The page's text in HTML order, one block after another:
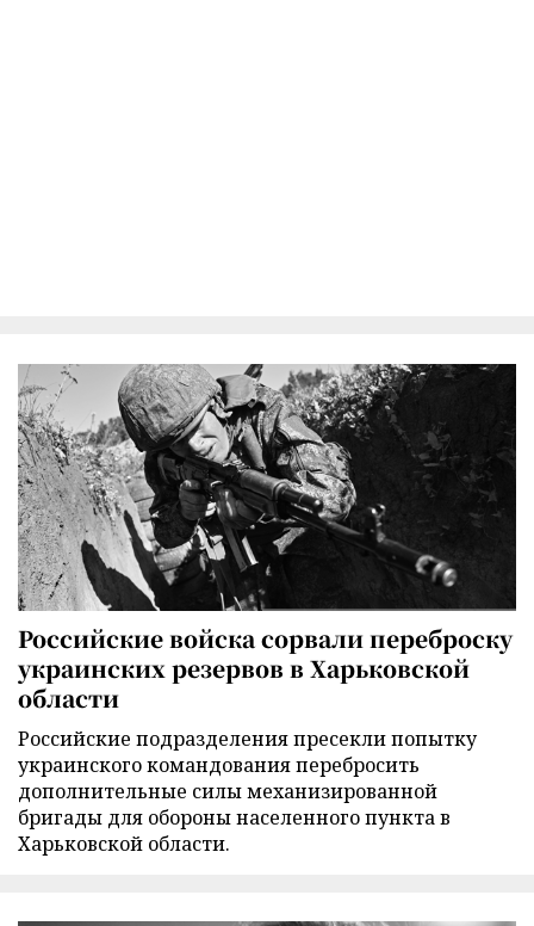
Российские войска сорвали переброску
украинских резервов в Харьковской
области
Российские подразделения пресекли попытку
украинского командования перебросить
дополнительные силы механизированной
бригады для обороны населенного пункта в
Харьковской области.